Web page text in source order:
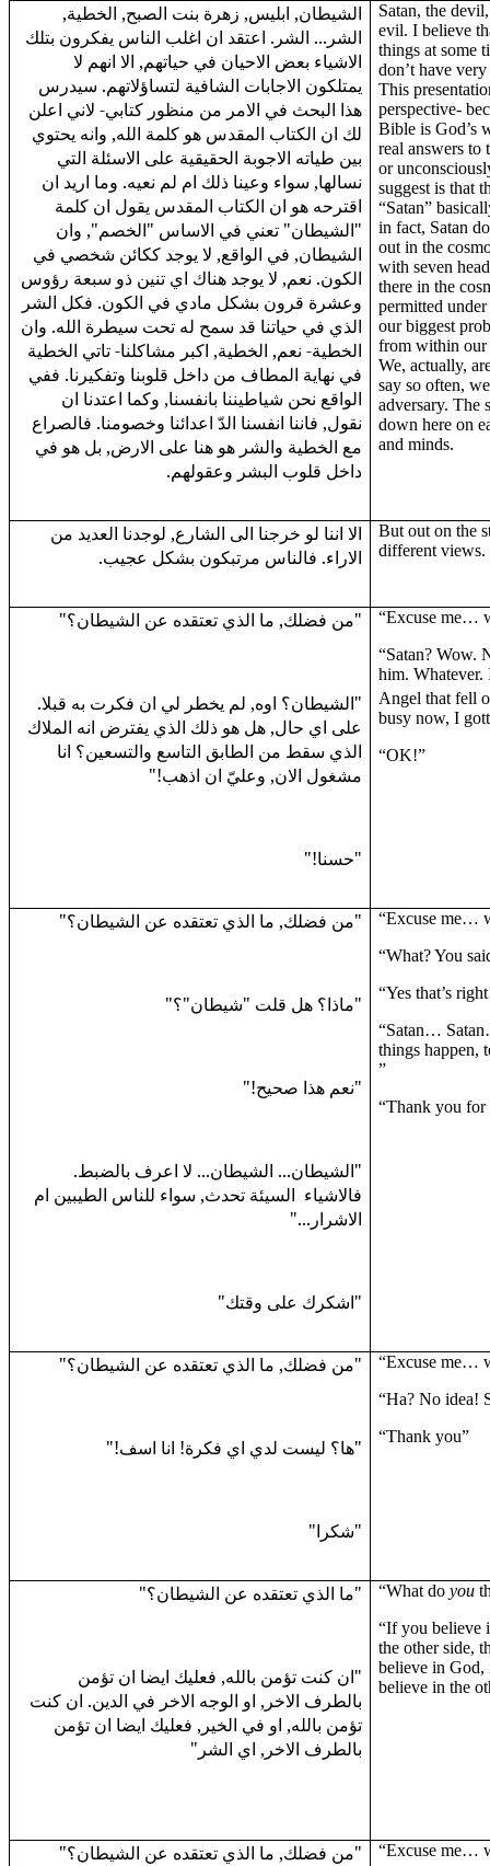
الشيطان, ابليس, زهرة بنت الصبح, الخطية,
الشر... الشر. اعتقد ان اغلب الناس يفكرون بتلك
الاشياء بعض الاحيان في حياتهم, الا انهم لا
يمتلكون الاجابات الشافية لتساؤلاتهم. سيدرس
هذا البحث في الامر من منظور كتابي- لاني اعلن
لك ان الكتاب المقدس هو كلمة الله, وانه يحتوي
بين طياته الاجوبة الحقيقية على الاسئلة التي
نسالها, سواء وعينا ذلك ام لم نعيه. وما اريد ان
اقترحه هو ان الكتاب المقدس يقول ان كلمة
"الشيطان" تعني في الاساس "الخصم", وان
الشيطان, في الواقع, لا يوجد ككائن شخصي في
الكون. نعم, لا يوجد هناك اي تنين ذو سبعة رؤوس
وعشرة قرون بشكل مادي في الكون. فكل الشر
الذي في حياتنا قد سمح له تحت سيطرة الله. وان
الخطية- نعم, الخطية, اكبر مشاكلنا- تاتي الخطية
في نهاية المطاف من داخل قلوبنا وتفكيرنا. ففي
الواقع نحن شياطيننا بانفسنا, وكما اعتدنا ان
نقول, فاننا انفسنا الدّ اعدائنا وخصومنا. فالصراع
مع الخطية والشر هو هنا على الارض, بل هو في
داخل قلوب البشر وعقولهم.
Satan, the
evil. I believe
things at some
don’t have
This
perspective-
Bible is God’s
real answers to
or
suggest is that
“Satan”
in fact, Satan
out in the
with seven
there in the
permitted
our biggest
from within our
We, actually,
say so often,
adversary. The
down here on
and minds.
الا اننا لو خرجنا الى الشارع, لوجدنا العديد من
الاراء. فالناس مرتبكون بشكل عجيب.
But out on the
different views.
"من فضلك, ما الذي تعتقده عن الشيطان؟"
"الشيطان؟ اوه, لم يخطر لي ان فكرت به قبلا.
على اي حال, هل هو ذلك الذي يفترض انه الملاك
الذي سقط من الطابق التاسع والتسعين؟ انا
مشغول الان, وعليّ ان اذهب!"
"حسنا!"
“Excuse me…
“Satan? Wow.
him. Whatever.
Angel that fell
busy now, I
“OK!”
"من فضلك, ما الذي تعتقده عن الشيطان؟"
"ماذا؟ هل قلت "شيطان"؟"
"نعم هذا صحيح!"
"الشيطان... الشيطان... لا اعرف بالضبط.
فالاشياء السيئة تحدث, سواء للناس الطيبين ام
الاشرار..."
"اشكرك على وقتك"
“Excuse me…
“What? You
“Yes that’s
“Satan…
things happen,
”
“Thank you for
"من فضلك, ما الذي تعتقده عن الشيطان؟"
"ها؟ ليست لدي اي فكرة! انا اسف!"
"شكرا"
“Excuse me…
“Ha? No idea!
“Thank you”
"ما الذي تعتقده عن الشيطان؟"
"ان كنت تؤمن بالله, فعليك ايضا ان تؤمن
بالطرف الاخر, او الوجه الاخر في الدين. ان كنت
تؤمن بالله, او في الخير, فعليك ايضا ان تؤمن
بالطرف الاخر, اي الشر"
“What doyou
“If you believe
the other side,
believe in
believe in the
"من فضلك, ما الذي تعتقده عن الشيطان؟"
“Excuse me…